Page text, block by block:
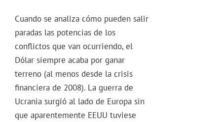
Cuando se analiza cómo pueden salir
paradas las potencias de los
conflictos que van ocurriendo, el
Dólar siempre acaba por ganar
terreno (al menos desde la crisis
financiera de 2008). La guerra de
Ucrania surgió al lado de Europa sin
que aparentemente EEUU tuviese